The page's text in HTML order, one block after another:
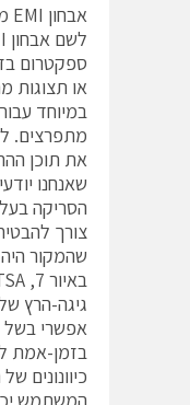
אבחון EMI מתקדם
ספקטרום
או תצוגות
במיוחד
מתפרצים.
את תוכן
שאנחנו
צורך
שהמקור
גיגה-הרץ
אפשרי בשל
בזמן-אמת
המשתמש